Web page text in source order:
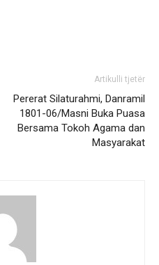
Artikulli tjetër
Pererat Silaturahmi, Danramil
1801-06/Masni Buka Puasa
Bersama Tokoh Agama dan
Masyarakat